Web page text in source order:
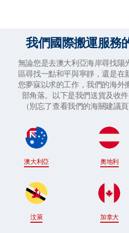
我們國際搬運服務
無論您是去澳大利亞海岸尋找陽
區尋找一點和平與寧靜，還是在
您夢寐以求的工作，我們的海外
部角落。以下是我們送貨及收
（別忘了查看我們的海關建議
澳大利亞 奧地利
汶萊 加拿大